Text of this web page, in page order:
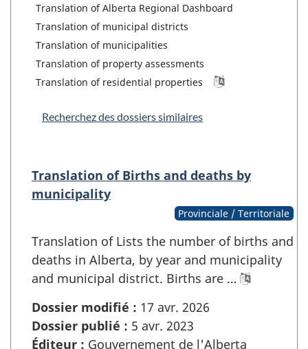
Translation of Alberta Regional Dashboard
Translation of municipal districts
Translation of municipalities
Translation of property assessments
Translation of residential properties
Recherchez des dossiers similaires
Translation of Births and deaths by
municipality
Provinciale / Territoriale
Translation of Lists the number of births and
deaths in Alberta, by year and municipality
and municipal district. Births are …
Dossier modifié : 17 avr. 2026
Dossier publié : 5 avr. 2023
Éditeur : Gouvernement de l'Alberta